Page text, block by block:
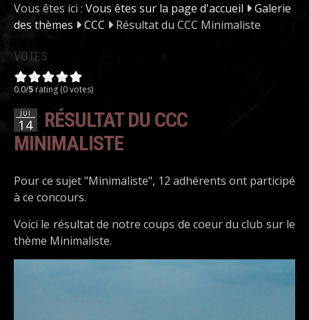
Vous êtes ici : Vous êtes sur la page d'accueil
Galerie
des thèmes
CCC Résultat du CCC Minimaliste
VOTES
0.0/5 rating (0 votes)
JUI
14
RÉSULTAT DU CCC
MINIMALISTE
Pour ce sujet "Minimaliste", 12 adhérents ont participé
à ce concours.
Voici le résultat de notre coups de coeur du club sur le
thème Minimaliste.